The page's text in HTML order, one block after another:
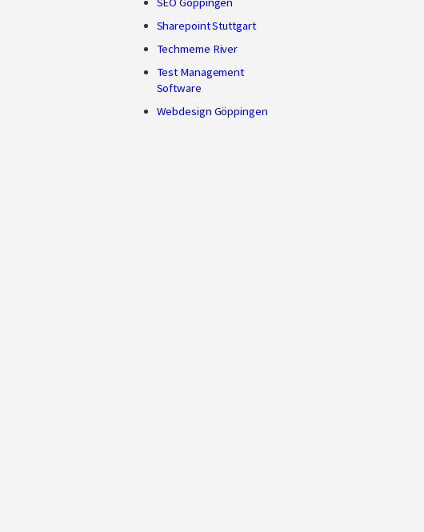
Sharepoint Stuttgart
Techmeme River
Test Management
Software
Webdesign Göppingen